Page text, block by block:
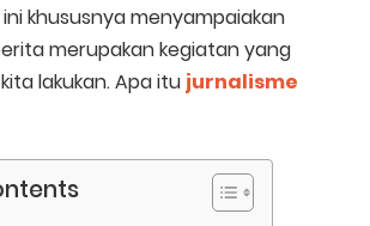
ini khususnya menyampaiakan
merupakan kegiatan yang
lakukan. Apa itu jurnalisme